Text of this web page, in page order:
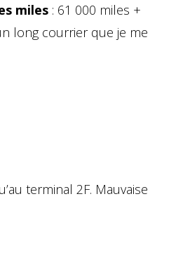
miles : 61 000 miles +
long courrier que je me
terminal 2F. Mauvaise